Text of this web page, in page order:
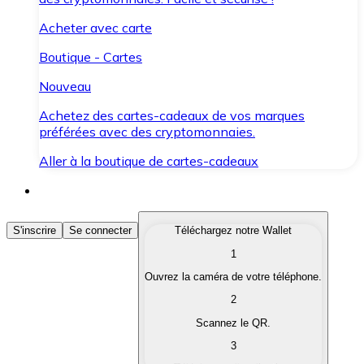
Acheter avec carte
Boutique - Cartes
Nouveau
Achetez des cartes-cadeaux de vos marques
préférées avec des cryptomonnaies.
Aller à la boutique de cartes-cadeaux
Acheter des Cryptomonnaies
Achetez les cryptomonnaies qui vous intéressent
Convertissez vos cryptomonnaies en monnaie
S'inscrire Se connecter
Téléchargez notre Wallet
1
Ouvrez la caméra de votre téléphone.
2
Scannez le QR.
3